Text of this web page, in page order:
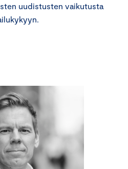
uudistusten vaikutusta